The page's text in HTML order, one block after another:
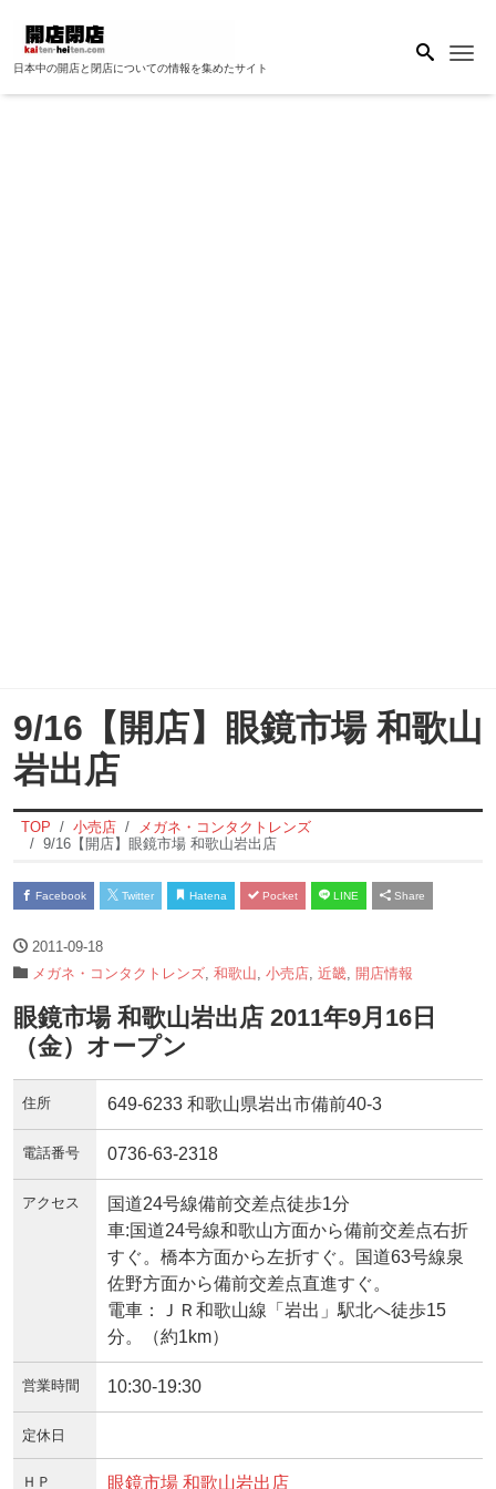
日本中の開店と閉店についての情報を集めたサイト
9/16【開店】眼鏡市場 和歌山
岩出店
TOP 小売店
メガネ・コンタクトレンズ
9/16【開店】眼鏡市場 和歌山岩出店
Facebook Twitter Hatena Pocket LINE Share
2011-09-18
メガネ・コンタクトレンズ 和歌山 小売店 近畿 開店情報
眼鏡市場 和歌山岩出店 2011年9月16日
（金）オープン
住所 649-6233 和歌山県岩出市備前40-3
電話番号 0736-63-2318
アクセス
国道24号線備前交差点徒歩1分
車:国道24号線和歌山方面から備前交差点右折
すぐ。橋本方面から左折すぐ。国道63号線泉
佐野方面から備前交差点直進すぐ。
電車：ＪＲ和歌山線「岩出」駅北へ徒歩15
分。（約1km）
営業時間 10:30-19:30
定休日
ＨＰ 眼鏡市場 和歌山岩出店